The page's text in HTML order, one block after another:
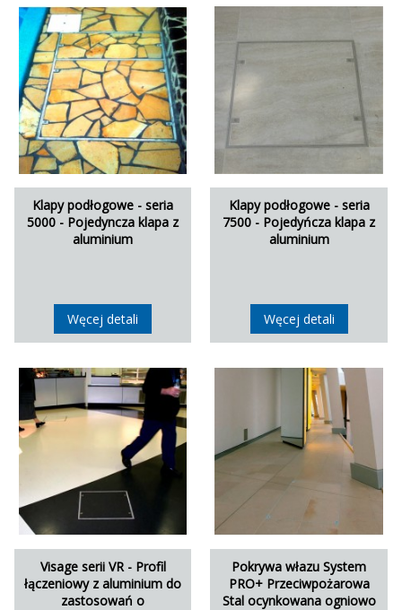
Klapy podłogowe - seria
5000 - Pojedyncza klapa z
aluminium
Węcej detali
Klapy podłogowe - seria
7500 - Pojedyńcza klapa z
aluminium
Węcej detali
Visage serii VR - Profil
łączeniowy z aluminium do
zastosowań o
Pokrywa włazu System
PRO+ Przeciwpożarowa
Stal ocynkowana ogniowo